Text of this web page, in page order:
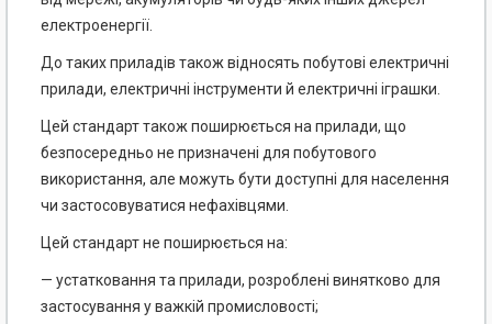
електроенергії.
До таких приладів також відносять побутові електричні
прилади, електричні інструменти й електричні іграшки.
Цей стандарт також поширюється на прилади, що
безпосередньо не призначені для побутового
використання, але можуть бути доступні для населення
чи застосовуватися нефахівцями.
Цей стандарт не поширюється на:
— устатковання та прилади, розроблені винятково для
застосування у важкій промисловості;